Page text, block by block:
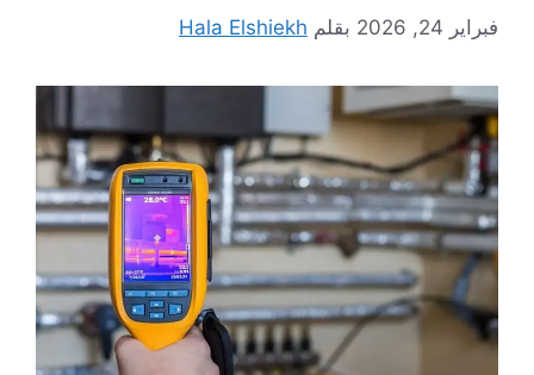
فبراير 24, 2026 بقلم Hala Elshiekh